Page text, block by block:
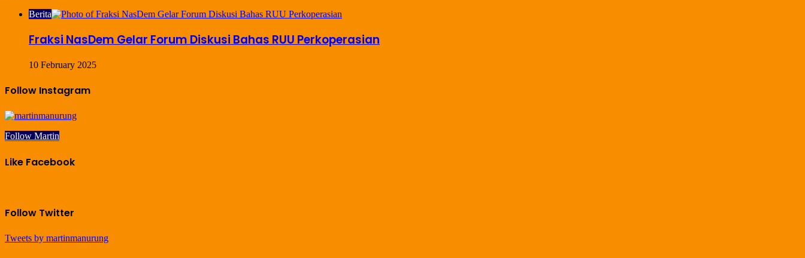
Berita
Fraksi NasDem Gelar Forum Diskusi Bahas RUU Perkoperasian
10 February 2025
Follow Instagram
Follow Martin
Like Facebook
Follow Twitter
Tweets by martinmanurung